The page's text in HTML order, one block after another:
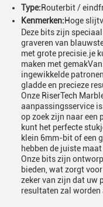
Type:Routerbit /
Kenmerken:Hoge
Deze bits zijn
graveren van
met grote precisie.je
maken met
ingewikkelde
gladde en precieze
Onze RiserTech
aanpassingsservice
op zoek zijn naar een
kunt het perfecte
klein 6mm-bit of een
hebben de juiste maat
Onze bits zijn
bieden, wat zorgt
zeker van zijn dat uw
resultaten zal worden